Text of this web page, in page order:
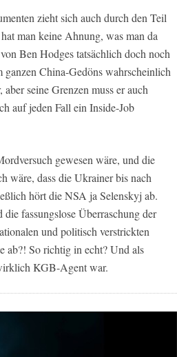
zieht sich auch durch den Teil
man keine Ahnung, was man da
Ben Hodges tatsächlich doch noch
China-Gedöns wahrscheinlich
seine Grenzen muss er auch
auf jeden Fall ein Inside-Job
gewesen wäre, und die
wäre, dass die Ukrainer bis nach
hört die NSA ja Selenskyj ab.
fassungslose Überraschung der
und politisch verstrickten
ab?! So richtig in echt? Und als
KGB-Agent war.